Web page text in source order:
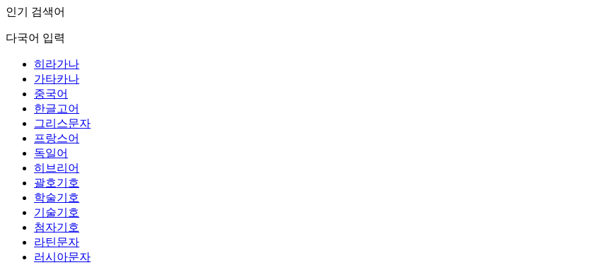
인기 검색어
다국어 입력
히라가나
가타카나
중국어
한글고어
그리스문자
프랑스어
독일어
히브리어
괄호기호
학술기호
기술기호
첨자기호
라틴문자
러시아문자